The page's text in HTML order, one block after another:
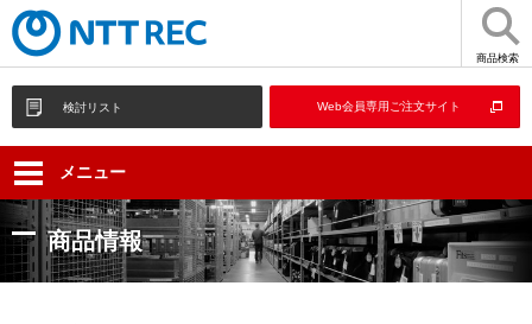
商品検索
検討リスト Web会員専用ご注文サイト
メニュー
商品情報